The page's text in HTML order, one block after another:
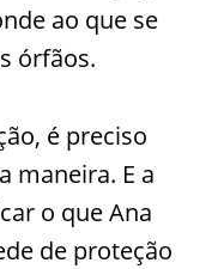
ao que se
órfãos.
é preciso
maneira. E a
o que Ana
de proteção